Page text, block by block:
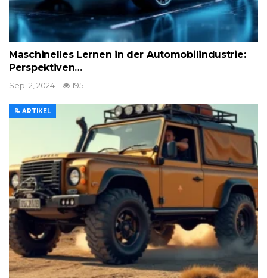
Maschinelles Lernen in der Automobilindustrie:
Perspektiven…
Sep. 2, 2024 195
📝 ARTIKEL